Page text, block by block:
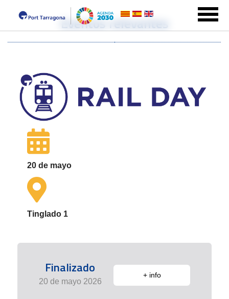
Eventos relevantes
20 de mayo
Tinglado 1
Finalizado
20 de mayo 2026
+ info